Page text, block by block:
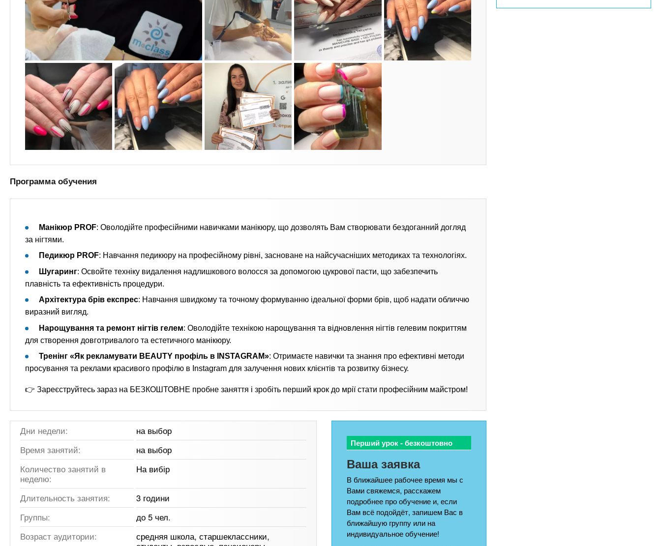
Программа обучения
Манікюр PROF: Оволодійте професійними навичками манікюру, що дозволять Вам створювати бездоганний догляд
за нігтями.
Педикюр PROF: Навчання педикюру на професійному рівні, засноване на найсучасніших методиках та технологіях.
Шугаринг: Освойте техніку видалення надлишкового волосся за допомогою цукрової пасти, що забезпечить
плавність та ефективність процедури.
Архітектура брів експрес: Навчання швидкому та точному формуванню ідеальної форми брів, щоб надати обличчю
виразний вигляд.
Нарощування та ремонт нігтів гелем: Оволодійте технікою нарощування та відновлення нігтів гелевим покриттям
для створення довготривалого та естетичного манікюру.
Тренінг «Як рекламувати BEAUTY профіль в INSTAGRAM»: Отримаєте навички та знання про ефективні методи
просування та реклами красивого профілю в Instagram для залучення нових клієнтів та розвитку бізнесу.
👉 Зареєструйтесь зараз на БЕЗКОШТОВНЕ пробне заняття і зробіть перший крок до мрії стати професійним майстром!
Дни недели:
на выбор
Время занятий:
на выбор
Количество занятий в
неделю:
На вибір
Длительность занятия:
3 години
Группы:
до 5 чел.
Возраст аудитории:
средняя школа, старшеклассники,
Перший урок - безкоштовно
Ваша заявка
В ближайшее рабочее время мы с
Вами свяжемся, расскажем
подробнее про обучение и, если
Вам всё подойдёт, запишем Вас в
ближайшую группу или на
индивидуальное обучение!